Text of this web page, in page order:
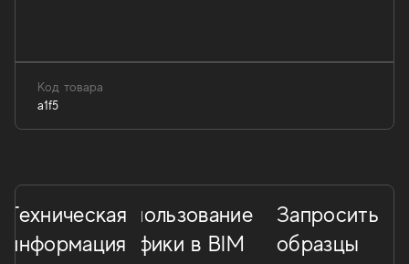
Код товара
a1f5
Техническая
информация
Использование
графики в BIM
Запросить
образцы